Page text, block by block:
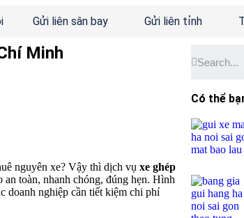
Gửi liên sân bay Gửi liên tỉnh
Minh
nguyên xe? Vậy thì dịch vụ xe ghép
toàn, nhanh chóng, đúng hẹn. Hình
doanh nghiệp cần tiết kiệm chi phí
Có thể